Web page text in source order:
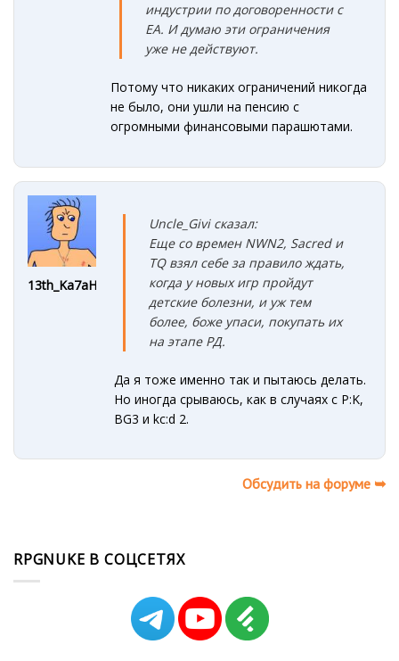
индустрии по договоренности с
ЕА. И думаю эти ограничения
уже не действуют.
Потому что никаких ограничений никогда
не было, они ушли на пенсию с
огромными финансовыми парашютами.
13th_Ka7aHe4
Uncle_Givi сказал:
Еще со времен NWN2, Sacred и
TQ взял себе за правило ждать,
когда у новых игр пройдут
детские болезни, и уж тем
более, боже упаси, покупать их
на этапе РД.
Да я тоже именно так и пытаюсь делать.
Но иногда срываюсь, как в случаях с P:K,
BG3 и kc:d 2.
Обсудить на форуме ➥
RPGNUKE В СОЦСЕТЯХ